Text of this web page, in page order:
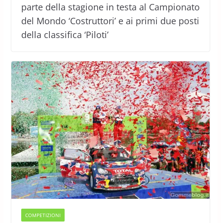
parte della stagione in testa al Campionato
del Mondo ‘Costruttori’ e ai primi due posti
della classifica ‘Piloti’
COMPETIZIONI